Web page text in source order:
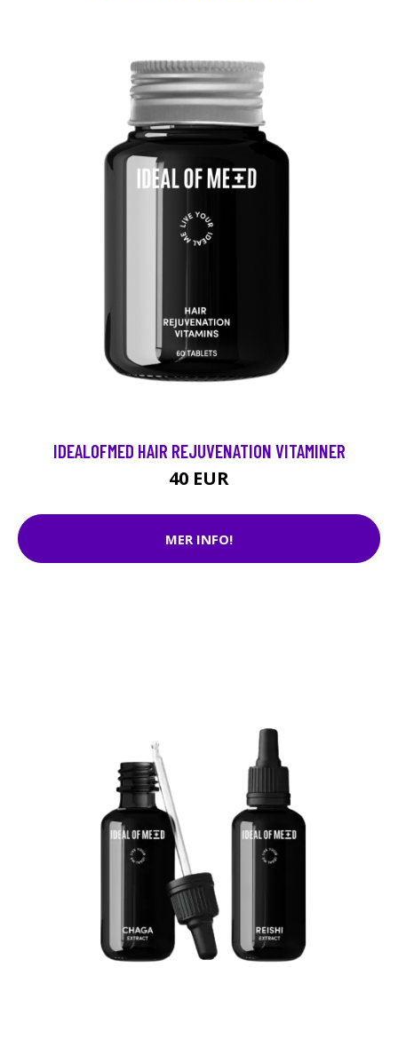
IDEALOFMED HAIR REJUVENATION VITAMINER
40 EUR
MER INFO!